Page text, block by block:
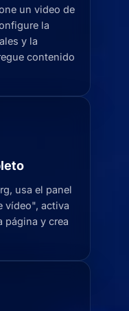
un video de
la
y la
contenido
usa el panel
vídeo", activa
página y crea